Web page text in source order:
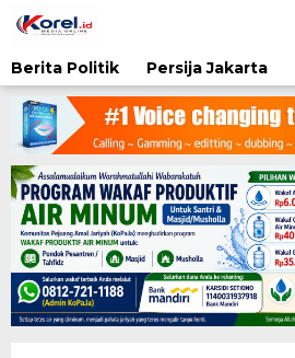
ke
Berita Politik
Persija Jakarta